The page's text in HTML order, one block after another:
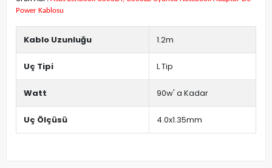
Power Kablosu
Kablo Uzunluğu 1.2m
Uç Tipi L Tip
Watt 90w' a Kadar
Uç Ölçüsü 4.0x1.35mm